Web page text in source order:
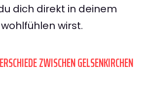
dich direkt in deinem
wirst.
ZWISCHEN GELSENKIRCHEN